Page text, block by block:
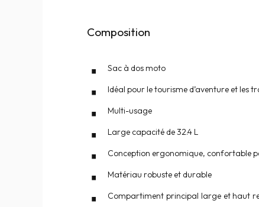
Composition
Sac à dos moto
Idéal pour le tourisme d’aventure et les
Multi-usage
Large capacité de 32.4 L
Conception ergonomique, confortable
Matériau robuste et durable
Compartiment principal large et haut